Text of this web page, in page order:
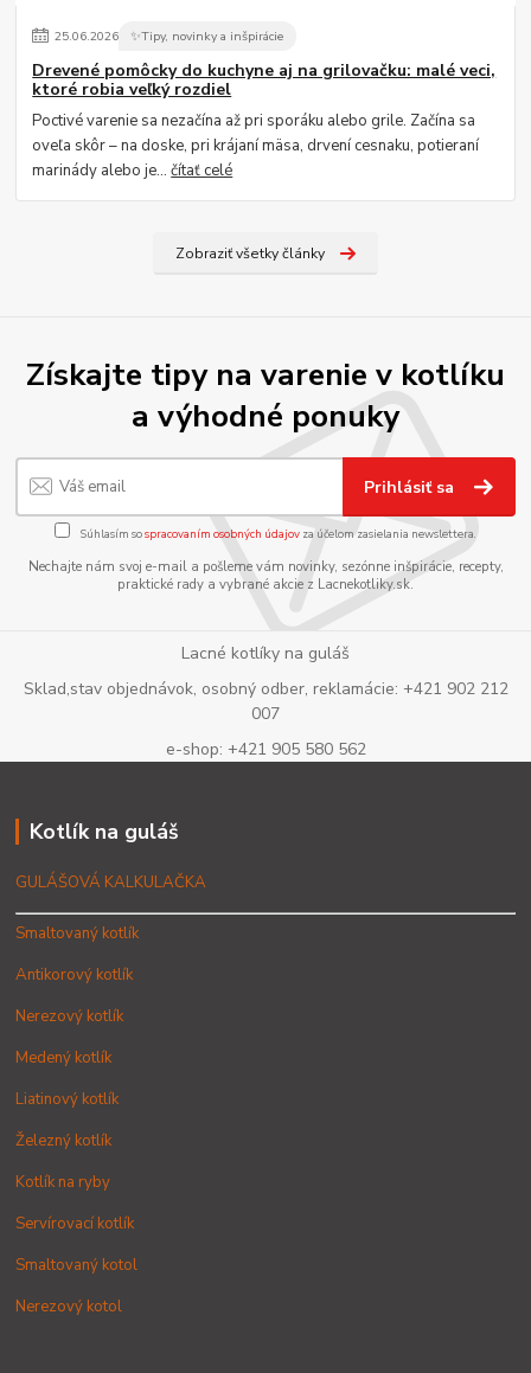
25.06.2026 ✨Tipy, novinky a inšpirácie
Drevené pomôcky do kuchyne aj na grilovačku: malé veci,
ktoré robia veľký rozdiel
Poctivé varenie sa nezačína až pri sporáku alebo grile. Začína sa
oveľa skôr – na doske, pri krájaní mäsa, drvení cesnaku, potieraní
marinády alebo je...čítať celé
Zobraziť všetky články
Získajte tipy na varenie v kotlíku
a výhodné ponuky
Prihlásiť sa
Súhlasím sospracovaním osobných údajov za účelom zasielania newslettera.
Nechajte nám svoj e-mail a pošleme vám novinky, sezónne inšpirácie, recepty,
praktické rady a vybrané akcie z Lacnekotliky.sk.
Lacné kotlíky na guláš
Sklad,stav objednávok, osobný odber, reklamácie: +421 902 212
007
e-shop: +421 905 580 562
Kotlík na guláš
GULÁŠOVÁ KALKULAČKA
Smaltovaný kotlík
Antikorový kotlík
Nerezový kotlík
Medený kotlík
Liatinový kotlík
Železný kotlík
Kotlík na ryby
Servírovací kotlík
Smaltovaný kotol
Nerezový kotol